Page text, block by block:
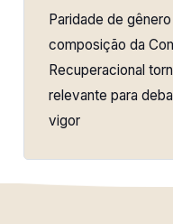
Paridade de
composição da
Recuperacional
relevante para
vigor